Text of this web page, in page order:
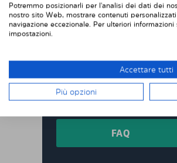
DOMANDE
Quando ordini da noi i
prodotti appositamente
devi tagliare o rifinire
consegnati pretagliati
oscurati pretagliati per
FAQ
Potremmo posizionarli per l'analisi dei dati dei
nostro sito Web, mostrare contenuti
navigazione eccezionale. Per ulteriori
impostazioni.
Accettare tutti
Più opzioni